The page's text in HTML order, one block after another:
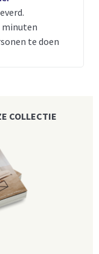
minuten
te doen
COLLECTIE